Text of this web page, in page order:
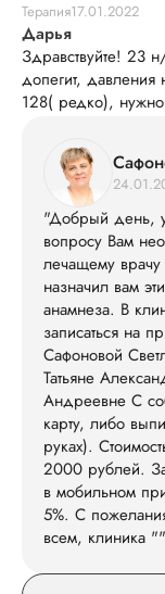
Терапия17.01.2022
Дарья
Здравствуйте! 23
допегит,
128( редко),
"Добрый день,
вопросу Вам
лечащему врачу
назначил вам
анамнеза. В
записаться на
Сафоновой
Татьяне
Андреевне С
карту, либо
руках).
2000 рублей.
в мобильном
5%. С
всем, клиника